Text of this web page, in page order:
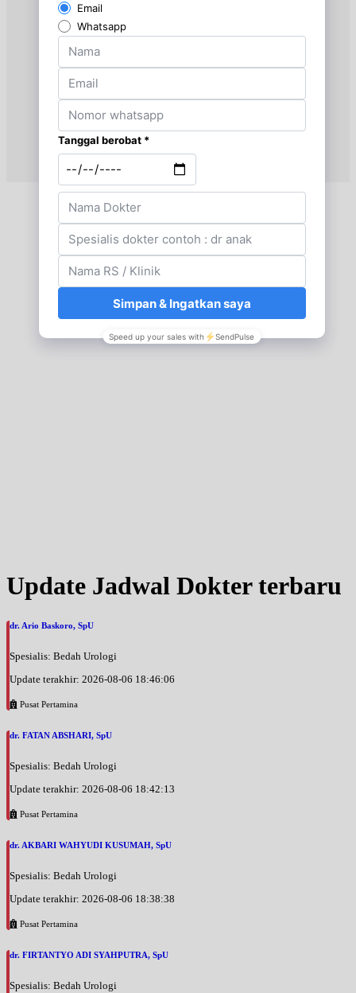
Update Jadwal Dokter terbaru
dr. Ario Baskoro, SpU
Spesialis: Bedah Urologi
Update terakhir: 2026-08-06 18:46:06
Pusat Pertamina
dr. FATAN ABSHARI, SpU
Spesialis: Bedah Urologi
Update terakhir: 2026-08-06 18:42:13
Pusat Pertamina
dr. AKBARI WAHYUDI KUSUMAH, SpU
Spesialis: Bedah Urologi
Update terakhir: 2026-08-06 18:38:38
Pusat Pertamina
dr. FIRTANTYO ADI SYAHPUTRA, SpU
Spesialis: Bedah Urologi